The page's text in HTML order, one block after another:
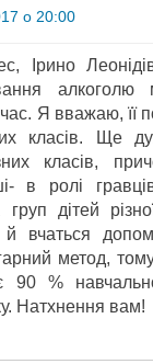
о 20:00
Ірино
алкоголю
Я вважаю, її
класів. Ще
класів,
в ролі
груп дітей
вчаться
метод,
90 %
Натхнення вам!